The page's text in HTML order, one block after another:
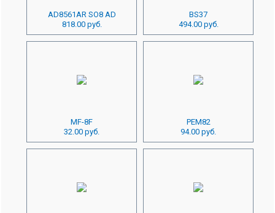
AD8561AR SO8 AD
818.00 руб.
BS37
494.00 руб.
MF-8F
32.00 руб.
PEM82
94.00 руб.